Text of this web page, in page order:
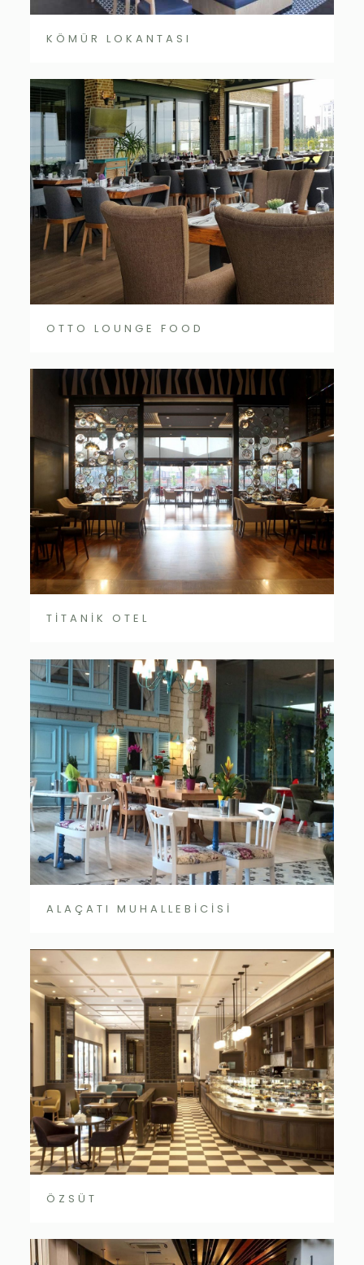
KÖMÜR LOKANTASI
OTTO LOUNGE FOOD
TİTANİK OTEL
ALAÇATI MUHALLEBİCİSİ
ÖZSÜT